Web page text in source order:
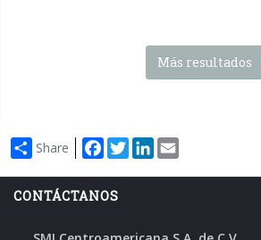
Más resultados
Share Facebook
TwitterLinkedIn
CONTÁCTANOS